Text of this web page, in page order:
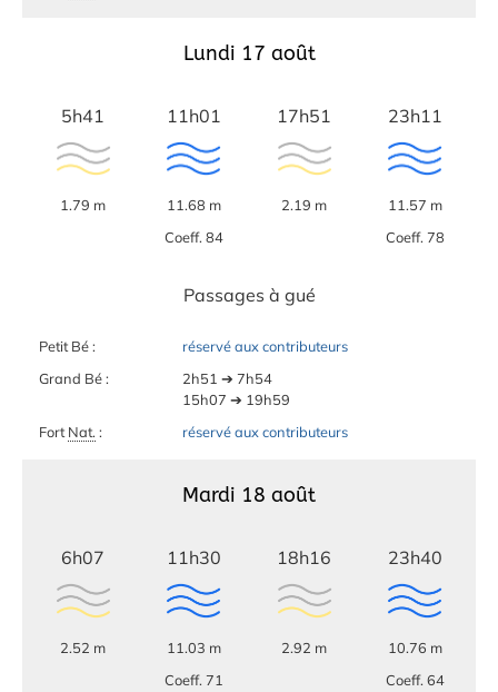
Lundi 17 août
5h41
1.79 m
11h01
11.68 m
Coeff. 84
17h51
2.19 m
23h11
11.57 m
Coeff. 78
Passages à gué
Petit Bé :
réservé aux contributeurs
Grand Bé :
2h51 ➔ 7h54
15h07 ➔ 19h59
FortNat. : réservé aux contributeurs
Mardi 18 août
6h07
2.52 m
11h30
11.03 m
Coeff. 71
18h16
2.92 m
23h40
10.76 m
Coeff. 64